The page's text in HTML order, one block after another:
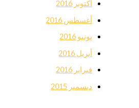
أكتوبر 2016
أغسطس 2016
يونيو 2016
أبريل 2016
فبراير 2016
ديسمبر 2015